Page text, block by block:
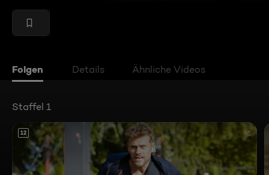
Folgen Details Ähnliche Videos
Staffel 1
12